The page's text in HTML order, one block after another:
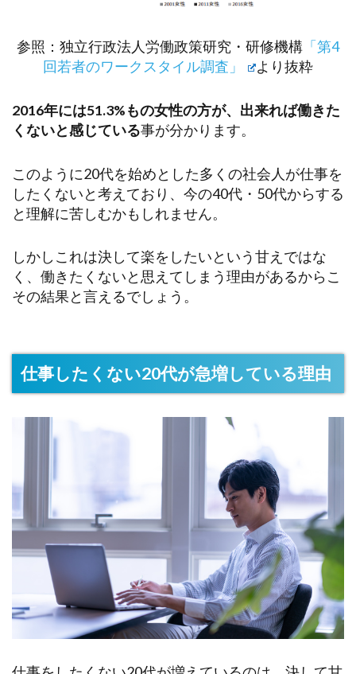
参照：独立行政法人労働政策研究・研修機構 「第4
回若者のワークスタイル調査」
より抜粋
2016年には51.3%もの女性の方が、出来れば働きた
くないと感じている事が分かります。
このように20代を始めとした多くの社会人が仕事を
したくないと考えており、今の40代・50代からする
と理解に苦しむかもしれません。
しかしこれは決して楽をしたいという甘えではな
く、働きたくないと思えてしまう理由があるからこ
その結果と言えるでしょう。
仕事したくない20代が急増している理由